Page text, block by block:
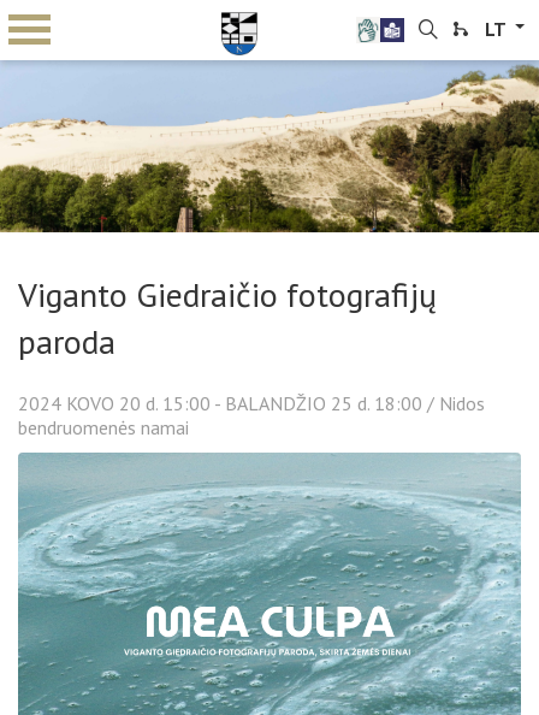
Viganto Giedraičio fotografijų
paroda
2024 KOVO 20 d. 15:00 - BALANDŽIO 25 d. 18:00 / Nidos
bendruomenės namai
LT